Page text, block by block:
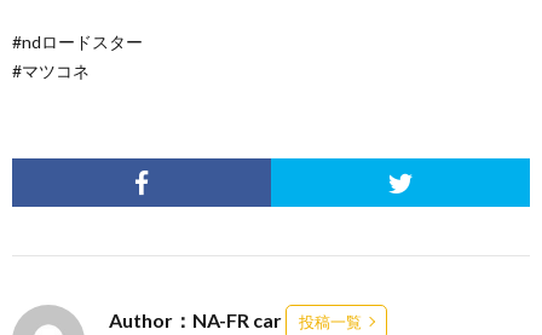
#ndロードスター
#マツコネ
Author：NA-FR car 投稿一覧